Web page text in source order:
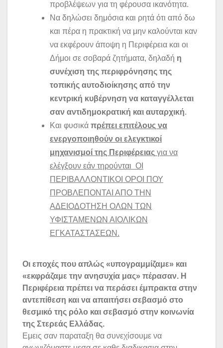
προβλέψεων για τη φέρουσα ικανότητα.
Να δηλώσει δημόσια και ρητά ότι από δω
και πέρα η πρακτική να μην καλούνται καν
να εκφέρουν άποψη η Περιφέρεια και οι
Δήμοι σε σοβαρά ζητήματα, δηλαδή η
συνέχιση της περιφρόνησης της
τοπικής αυτοδιοίκησης από την
κεντρική κυβέρνηση να καταγγέλλεται
σαν αντιδημοκρατική και αυταρχική.
Και φυσικά πρέπει επιτέλους να
ενεργοποιηθούν οι ελεγκτικοί
μηχανισμοί της Περιφέρειας για να
ελέγξουν εάν τηρούνται ΟΙ
ΠΕΡΙΒΑΛΛΟΝΤΙΚΟΙ ΟΡΟΙ ΠΟΥ
ΠΡΟΒΛΕΠΟΝΤΑΙ ΑΠΟ ΤΗΝ
ΑΔΕΙΟΔΟΤΗΣΗ ΟΛΩΝ ΤΩΝ
ΥΦΙΣΤΑΜΕΝΩΝ ΑΙΟΛΙΚΩΝ
ΕΓΚΑΤΑΣΤΑΣΕΩΝ.
Οι εποχές που απλώς «υπογραμμίζαμε» και
«εκφράζαμε την ανησυχία μας» πέρασαν. Η
Περιφέρεια πρέπει να περάσει έμπρακτα στην
αντεπίθεση και να απαιτήσει σεβασμό στο
θεσμικό της ρόλο και σεβασμό στην κοινωνία
της Στερεάς Ελλάδας.
Εμεις σαν παραταξη θα συνεχίσουμε να